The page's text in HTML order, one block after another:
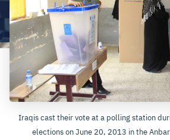
Iraqis cast their vote at a polling station
elections on June 20, 2013 in the